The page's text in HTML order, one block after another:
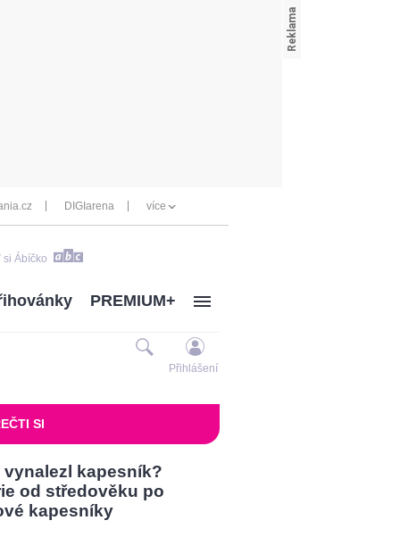
DIGIarena více
si Ábíčko
PREMIUM+
Přihlášení
SI